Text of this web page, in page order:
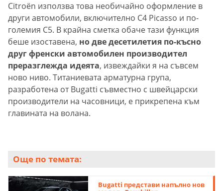
Citroën използва това необичайно оформление в
други автомобили, включително C4 Picasso и по-
големия C5. В крайна сметка обаче тази функция
беше изоставена, но две десетилетия по-късно
друг френски автомобилен производител
преразглежда идеята, извеждайки я на съвсем
ново ниво. Титаниевата арматурна група,
разработена от Bugatti съвместно с швейцарски
производители на часовници, е прикрепена към
главината на волана.
Още по темата:
Bugatti представи напълно нов